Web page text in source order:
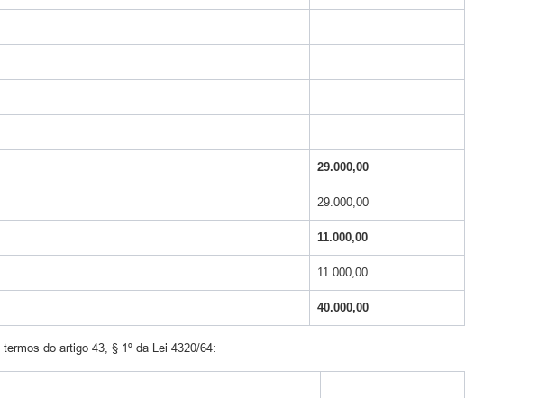
29.000,00
29.000,00
11.000,00
11.000,00
40.000,00
do artigo 43, § 1º da Lei 4320/64: